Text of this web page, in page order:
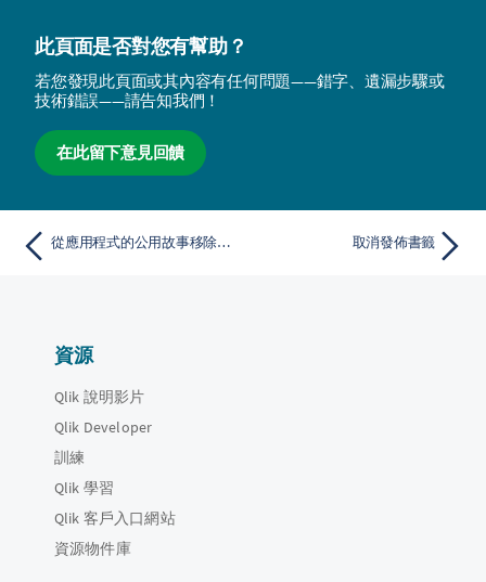
此頁面是否對您有幫助？
若您發現此頁面或其內容有任何問題——錯字、遺漏步驟或
技術錯誤——請告知我們！
在此留下意見回饋
從應用程式的公用故事移除故事 取消發佈書籤
資源
Qlik 說明影片
Qlik Developer
訓練
Qlik 學習
Qlik 客戶入口網站
資源物件庫